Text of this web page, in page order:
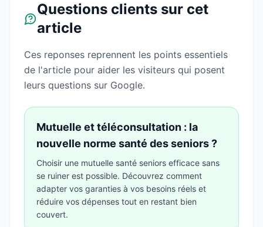
Questions clients sur cet
article
Ces reponses reprennent les points essentiels
de l'article pour aider les visiteurs qui posent
leurs questions sur Google.
Mutuelle et téléconsultation : la
nouvelle norme santé des seniors ?
Choisir une mutuelle santé seniors efficace sans
se ruiner est possible. Découvrez comment
adapter vos garanties à vos besoins réels et
réduire vos dépenses tout en restant bien
couvert.